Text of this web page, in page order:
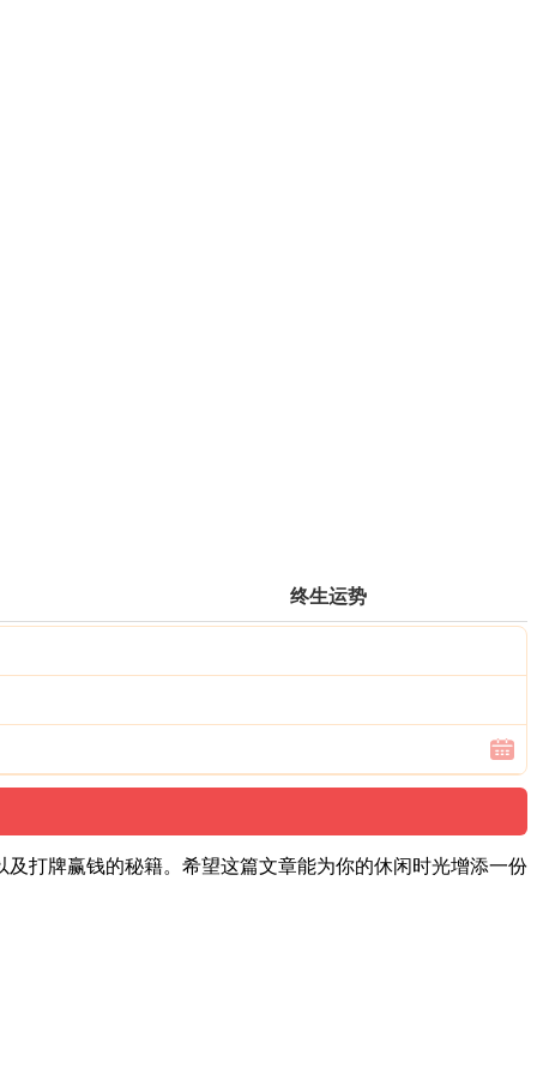
终生运势
打牌赢钱的秘籍。希望这篇文章能为你的休闲时光增添一份